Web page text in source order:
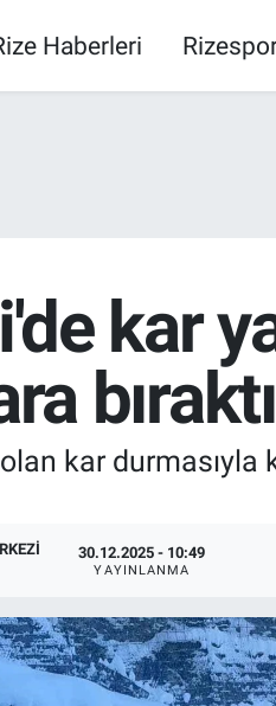
Haberleri
kar
bıraktı
kar
30.12.2025 - 10:49
YAYINLANMA